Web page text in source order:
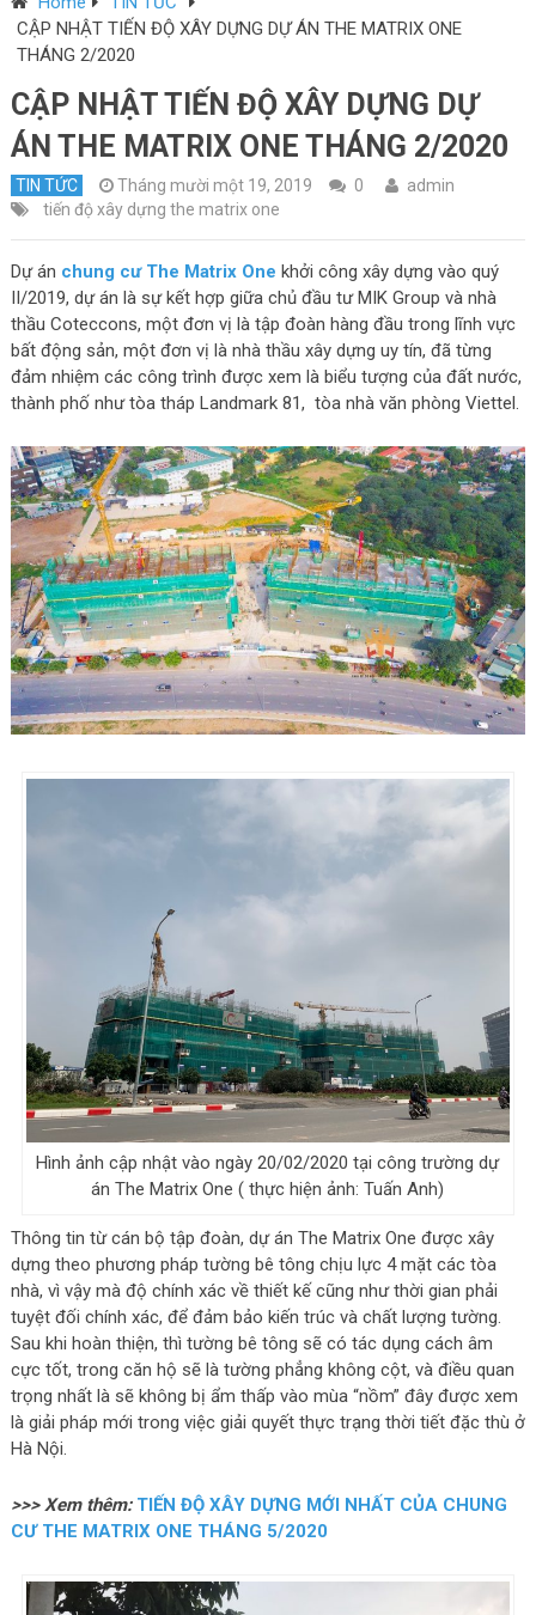
CẬP NHẬT TIẾN ĐỘ XÂY DỰNG DỰ ÁN THE MATRIX ONE
THÁNG 2/2020
CẬP NHẬT TIẾN ĐỘ XÂY DỰNG DỰ
ÁN THE MATRIX ONE THÁNG 2/2020
TIN TỨC Tháng mười một 19, 2019 0
admin
tiến độ xây dựng the matrix one
Dự án chung cư The Matrix One khởi công xây dựng vào quý
II/2019, dự án là sự kết hợp giữa chủ đầu tư MIK Group và nhà
thầu Coteccons, một đơn vị là tập đoàn hàng đầu trong lĩnh vực
bất động sản, một đơn vị là nhà thầu xây dựng uy tín, đã từng
đảm nhiệm các công trình được xem là biểu tượng của đất nước,
thành phố như tòa tháp Landmark 81, tòa nhà văn phòng Viettel.
Hình ảnh cập nhật vào ngày 20/02/2020 tại công trường dự
án The Matrix One ( thực hiện ảnh: Tuấn Anh)
Thông tin từ cán bộ tập đoàn, dự án The Matrix One được xây
dựng theo phương pháp tường bê tông chịu lực 4 mặt các tòa
nhà, vì vậy mà độ chính xác về thiết kế cũng như thời gian phải
tuyệt đối chính xác, để đảm bảo kiến trúc và chất lượng tường.
Sau khi hoàn thiện, thì tường bê tông sẽ có tác dụng cách âm
cực tốt, trong căn hộ sẽ là tường phẳng không cột, và điều quan
trọng nhất là sẽ không bị ẩm thấp vào mùa “nồm” đây được xem
là giải pháp mới trong việc giải quyết thực trạng thời tiết đặc thù ở
Hà Nội.
>>> Xem thêm: TIẾN ĐỘ XÂY DỰNG MỚI NHẤT CỦA CHUNG
CƯ THE MATRIX ONE THÁNG 5/2020